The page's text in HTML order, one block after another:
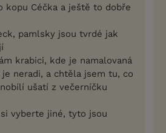
kopu Céčka a ještě to dobře
pamlsky jsou tvrdé jak
krabici, kde je namalovaná
neradi, a chtěla jsem tu, co
ušatí z večerníčku
vyberte jiné, tyto jsou